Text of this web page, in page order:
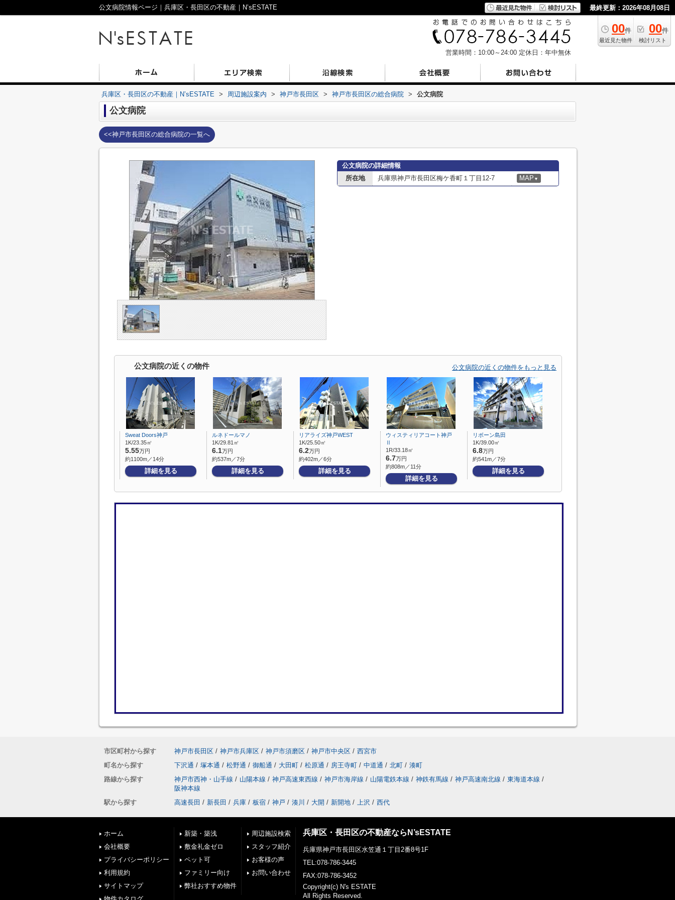
公文病院情報ページ｜兵庫区・長田区の不動産｜N’sESTATE 最終更新：2026年08月08日
00件
最近見た物件
00件
検討リスト
営業時間：10:00～24:00 定休日：年中無休
兵庫区・長田区の不動産｜N’sESTATE > 周辺施設案内 > 神戸市長田区 > 神戸市長田区の総合病院 > 公文病院
公文病院
<<神戸市長田区の総合病院の一覧へ
公文病院の詳細情報
所在地
兵庫県神戸市長田区梅ケ香町１丁目12-7 MAP ▼
公文病院の近くの物件 公文病院の近くの物件をもっと見る
Sweat Doors神戸
1K/23.35㎡
5.55万円
約1100m／14分
詳細を見る
ルネドールマノ
1K/29.81㎡
6.1万円
約537m／7分
詳細を見る
リアライズ神戸WEST
1K/25.50㎡
6.2万円
約402m／6分
詳細を見る
ウィスティリアコート神戸
Ⅱ
1R/33.18㎡
6.7万円
約808m／11分
詳細を見る
リボーン島田
1K/39.00㎡
6.8万円
約541m／7分
詳細を見る
市区町村から探す 神戸市長田区 / 神戸市兵庫区 / 神戸市須磨区 / 神戸市中央区 / 西宮市
町名から探す
下沢通 / 塚本通 / 松野通 / 御船通 / 大田町 / 松原通 / 房王寺町 / 中道通 / 北町 / 湊町
路線から探す
神戸市西神・山手線 / 山陽本線 / 神戸高速東西線 / 神戸市海岸線 / 山陽電鉄本線 / 神鉄有馬線 / 神戸高速南北線 / 東海道本線 /
阪神本線
駅から探す
高速長田 / 新長田 / 兵庫 / 板宿 / 神戸 / 湊川 / 大開 / 新開地 / 上沢 / 西代
ホーム
会社概要
プライバシーポリシー
利用規約
サイトマップ
新築・築浅
敷金礼金ゼロ
ペット可
ファミリー向け
弊社おすすめ物件
周辺施設検索
スタッフ紹介
お客様の声
お問い合わせ
兵庫区・長田区の不動産ならN’sESTATE
兵庫県神戸市長田区水笠通１丁目2番8号1F
TEL:078-786-3445
FAX:078-786-3452
Copyright(c) N's ESTATE
All Rights Reserved.